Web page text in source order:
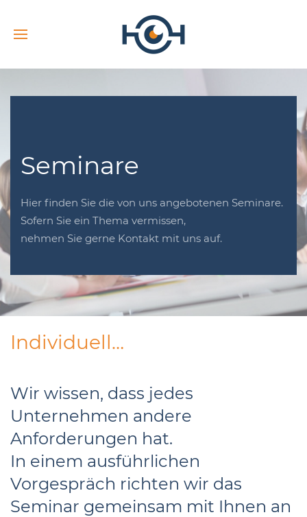
Seminare
Hier finden Sie die von uns angebotenen Seminare.
Sofern Sie ein Thema vermissen,
nehmen Sie gerne Kontakt mit uns auf.
Individuell…
Wir wissen, dass jedes
Unternehmen andere
Anforderungen hat.
In einem ausführlichen
Vorgespräch richten wir das
Seminar gemeinsam mit Ihnen an